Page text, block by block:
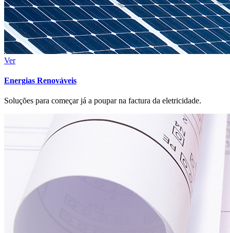
Ver
Energias Renováveis
Soluções para começar já a poupar na factura da eletricidade.